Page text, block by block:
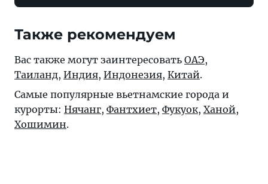
Также рекомендуем
Вас также могут заинтересовать ОАЭ,
Таиланд, Индия, Индонезия, Китай.
Самые популярные вьетнамские города и
курорты: Нячанг, Фантхиет, Фукуок, Ханой,
Хошимин.